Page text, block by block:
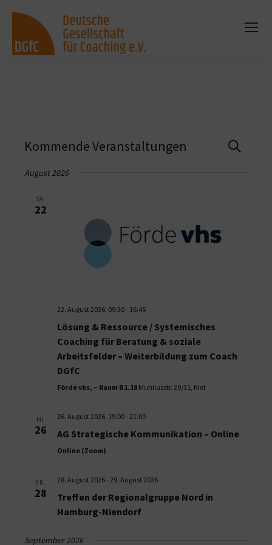
Suche
Kommende Veranstaltungen
August 2026
SA.
22
22. August 2026, 09:30- 16:45
Lösung & Ressource / Systemisches
Coaching für Beratung & soziale
Arbeitsfelder – Weiterbildung zum Coach
DGfC
Förde vhs, – Raum B1.18 Muhliusstr. 29/31, Kiel
MI.
26
26. August 2026, 19:00- 21:00
AG Strategische Kommunikation – Online
Online (Zoom)
FR.
28
28. August 2026- 29. August 2026
Treffen der Regionalgruppe Nord in
Hamburg-Niendorf
September 2026